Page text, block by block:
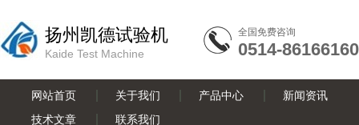
扬州凯德试验机
Kaide Test Machine
全国免费咨询
0514-86166160
网站首页 关于我们 产品中心
新闻资讯
技术文章
联系我们